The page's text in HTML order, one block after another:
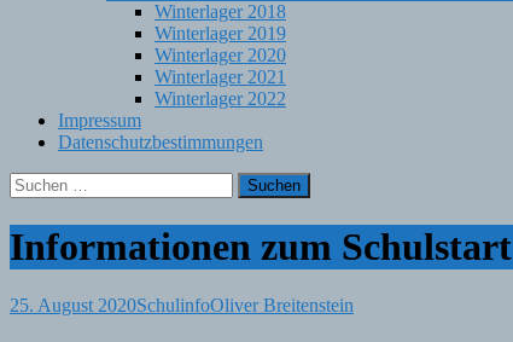
Winterlager 2018
Winterlager 2019
Winterlager 2020
Winterlager 2021
Winterlager 2022
Impressum
Datenschutzbestimmungen
Suchen
nach:
Informationen zum Schulstart
25. August 2020SchulinfoOliver Breitenstein